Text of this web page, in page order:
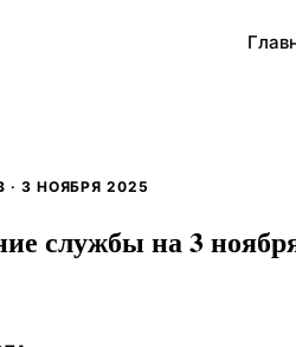
· 3 НОЯБРЯ 2025
службы на 3